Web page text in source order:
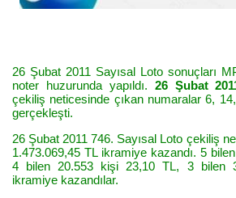
26 Şubat 2011 Sayısal Loto sonuçları
noter huzurunda yapıldı. 26 Şubat
çekiliş neticesinde çıkan numaralar 6,
gerçekleşti.
26 Şubat 2011 746. Sayısal Loto çekiliş
1.473.069,45 TL ikramiye kazandı. 5
4 bilen 20.553 kişi 23,10 TL, 3 bilen
ikramiye kazandılar.